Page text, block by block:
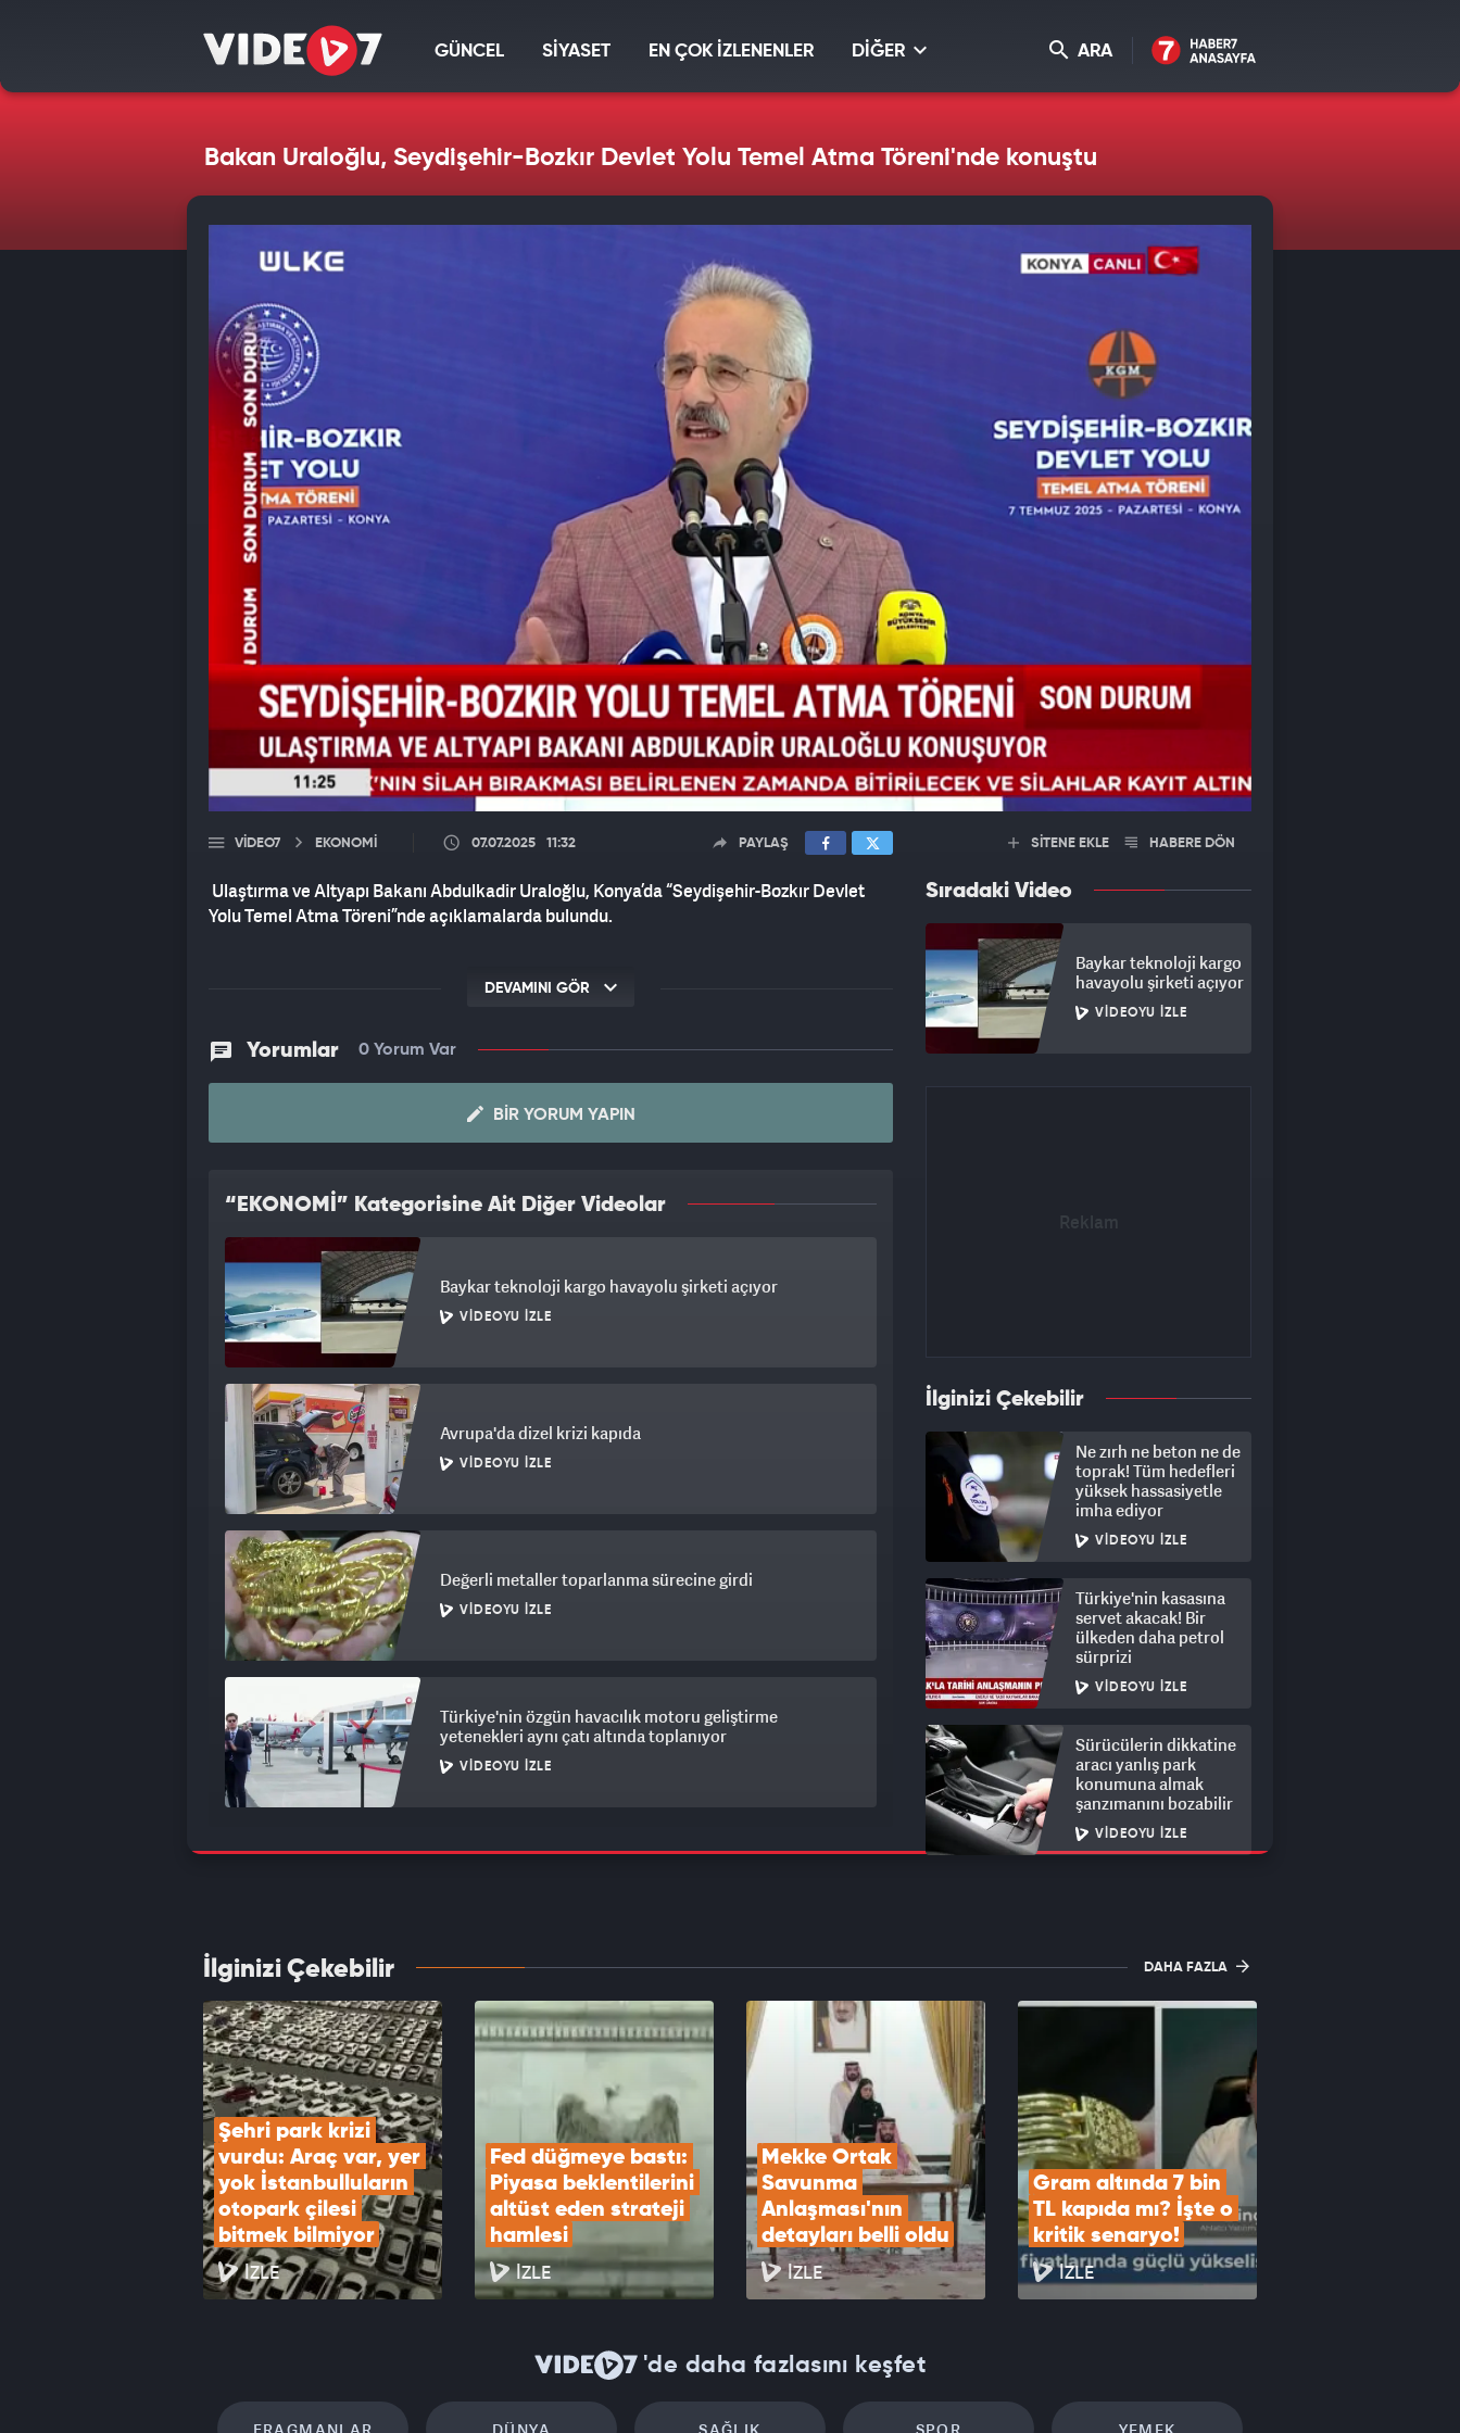
GÜNCEL SİYASET EN ÇOK İZLENENLER DİĞER ARA
Bakan Uraloğlu, Seydişehir-Bozkır Devlet Yolu Temel Atma Töreni'nde konuştu
VIDEO7 EKONOMİ 07.07.2025 11:32 PAYLAŞ
Ulaştırma ve Altyapı Bakanı Abdulkadir Uraloğlu, Konya’da “Seydişehir-Bozkır Devlet
Yolu Temel Atma Töreni”nde açıklamalarda bulundu.
DEVAMINI GÖR
Yorumlar 0 Yorum Var
BIR YORUM YAPIN
“EKONOMİ” Kategorisine Ait Diğer Videolar
Baykar teknoloji kargo havayolu şirketi açıyor
VIDEOYU İZLE
Avrupa'da dizel krizi kapıda
VIDEOYU İZLE
Değerli metaller toparlanma sürecine girdi
VIDEOYU İZLE
Türkiye'nin özgün havacılık motoru geliştirme
yetenekleri aynı çatı altında toplanıyor
VIDEOYU İZLE
Altın yatırımcısının yüzü güldü: Kilogram fiyatı
yükseliş kaydetti
SİTENE EKLE HABERE DÖN
Sıradaki Video
Baykar teknoloji kargo
havayolu şirketi açıyor
VIDEOYU İZLE
İlginizi Çekebilir
Ne zırh ne beton ne de
toprak! Tüm hedefleri
yüksek hassasiyetle
imha ediyor
VIDEOYU İZLE
Türkiye'nin kasasına
servet akacak! Bir
ülkeden daha petrol
sürprizi
VIDEOYU İZLE
Sürücülerin dikkatine
aracı yanlış park
konumuna almak
şanzımanını bozabilir
VIDEOYU İZLE
İlginizi Çekebilir DAHA FAZLA
Şehri park krizi
vurdu: Araç var, yer
yok İstanbulluların
otopark çilesi
bitmek bilmiyor
İZLE
Fed düğmeye bastı:
Piyasa beklentilerini
altüst eden strateji
hamlesi
İZLE
Mekke Ortak
Savunma
Anlaşması'nın
detayları belli oldu
İZLE
Gram altında 7 bin
TL kapıda mı? İşte o
kritik senaryo!
İZLE
'de daha fazlasını keşfet